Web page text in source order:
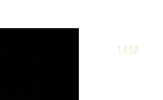
14:58